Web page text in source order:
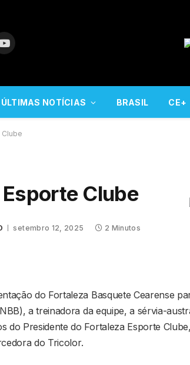
YouTube
ÚLTIMAS NOTÍCIAS BRASIL CE+
Clube
Clube
setembro 12, 2025 2 Minutos
do Fortaleza Basquete Cearense
a treinadora da equipe, a sérvia-
do Presidente do Fortaleza Esporte
do Tricolor.